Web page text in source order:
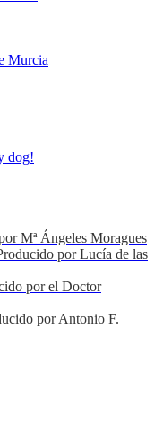
Murcia
dog!
Mª Ángeles Moragues
por Lucía de las
por el Doctor
por Antonio F.